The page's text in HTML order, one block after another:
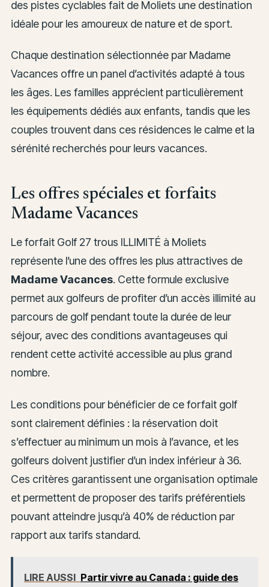
des pistes cyclables fait de Moliets une destination
idéale pour les amoureux de nature et de sport.
Chaque destination sélectionnée par Madame
Vacances offre un panel d’activités adapté à tous
les âges. Les familles apprécient particulièrement
les équipements dédiés aux enfants, tandis que les
couples trouvent dans ces résidences le calme et la
sérénité recherchés pour leurs vacances.
Les offres spéciales et forfaits
Madame Vacances
Le forfait Golf 27 trous ILLIMITÉ à Moliets
représente l’une des offres les plus attractives de
Madame Vacances. Cette formule exclusive
permet aux golfeurs de profiter d’un accès illimité au
parcours de golf pendant toute la durée de leur
séjour, avec des conditions avantageuses qui
rendent cette activité accessible au plus grand
nombre.
Les conditions pour bénéficier de ce forfait golf
sont clairement définies : la réservation doit
s’effectuer au minimum un mois à l’avance, et les
golfeurs doivent justifier d’un index inférieur à 36.
Ces critères garantissent une organisation optimale
et permettent de proposer des tarifs préférentiels
pouvant atteindre jusqu’à 40% de réduction par
rapport aux tarifs standard.
LIRE AUSSI Partir vivre au Canada : guide des